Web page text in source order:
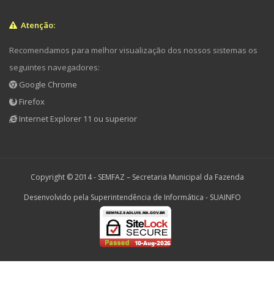
Atenção:
Recomendamos para melhor visualização dos nossos sistemas os
seguintes navegadores:
Google Chrome
Firefox
Internet Explorer 11 ou superior
Copyright © 2014 - SEMFAZ – Secretaria Municipal da Fazenda
Desenvolvido pela Superintendência de Informática - SUAINFO